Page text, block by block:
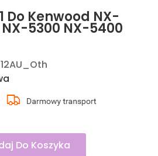
Do Kenwood NX-
5300 NX-5400
Do Koszyka